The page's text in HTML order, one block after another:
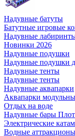
Надувные батуты
Батутные игровые
Надувные
Новинки 2026
Надувные подушки
Надувные подушки
Надувные тенты
Надувные тенты
Надувные аквапарки
Аквапарки
Отдых на воде
Надувные бары
Электрические
Водные аттракционы